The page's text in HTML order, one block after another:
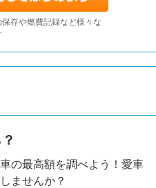
存や燃費記録など様々な
の最高額を調べよう！愛車
ませんか？